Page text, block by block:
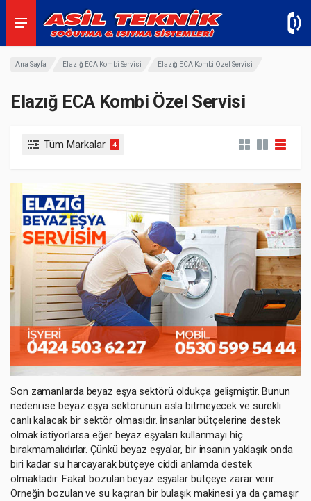
Ana Sayfa Elazığ ECA Kombi Servisi Elazığ ECA Kombi Özel Servisi
Elazığ ECA Kombi Özel Servisi
Tüm Markalar 4
Son zamanlarda beyaz eşya sektörü oldukça gelişmiştir. Bunun
nedeni ise beyaz eşya sektörünün asla bitmeyecek ve sürekli
canlı kalacak bir sektör olmasıdır. İnsanlar bütçelerine destek
olmak istiyorlarsa eğer beyaz eşyaları kullanmayı hiç
bırakmamalıdırlar. Çünkü beyaz eşyalar, bir insanın yaklaşık onda
biri kadar su harcayarak bütçeye ciddi anlamda destek
olmaktadır. Fakat bozulan beyaz eşyalar bütçeye zarar verir.
Örneğin bozulan ve su kaçıran bir bulaşık makinesi ya da çamaşır